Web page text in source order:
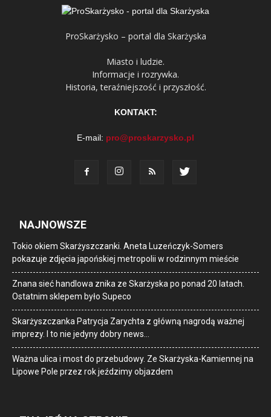
ProSkarżysko – portal dla Skarżyska
Miasto i ludzie.
Informacje i rozrywka.
Historia, teraźniejszość i przyszłość.
KONTAKT:
E-mail: pro@proskarzysko.pl
NAJNOWSZE
Tokio okiem Skarżyszczanki. Aneta Luzeńczyk-Somers
pokazuje zdjęcia japońskiej metropolii w rodzinnym mieście
Znana sieć handlowa znika ze Skarżyska po ponad 20 latach.
Ostatnim sklepem było Supeco
Skarżyszczanka Patrycja Zarychta z główną nagrodą ważnej
imprezy. I to nie jedyny dobry news…
Ważna ulica i most do przebudowy. Ze Skarżyska-Kamiennej na
Lipowe Pole przez rok jeździmy objazdem